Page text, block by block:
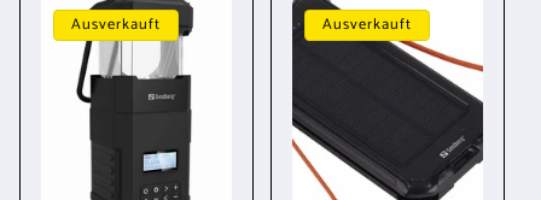
Ausverkauft Ausverkauft